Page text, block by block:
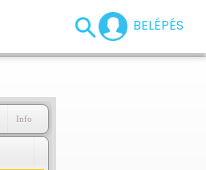
BELÉPÉS